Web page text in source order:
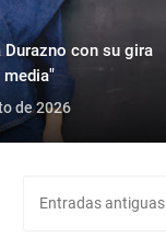
con su gira
media"
de 2026
Entradas antiguas